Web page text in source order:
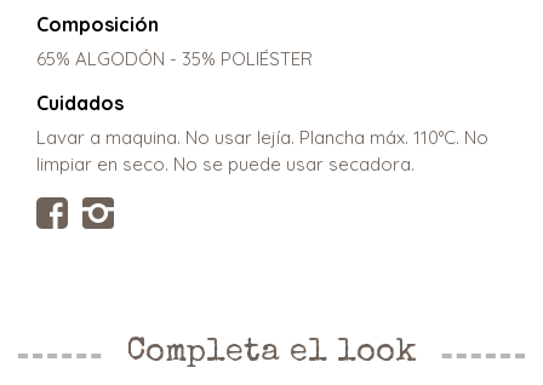
Composición
65% ALGODÓN - 35% POLIÉSTER
Cuidados
Lavar a maquina. No usar lejía. Plancha máx. 110°C. No
limpiar en seco. No se puede usar secadora.
Completa el look